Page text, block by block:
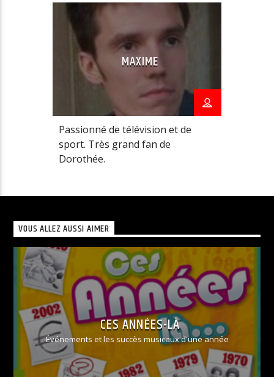
publicités, les séries télé et les dessins-animés
des années 1980/1990.
MAXIME
Passionné de télévision et de
sport. Très grand fan de
Dorothée.
VOUS ALLEZ AUSSI AIMER
CES ANNÉES-LÀ
Événements et les succès musicaux d'une année